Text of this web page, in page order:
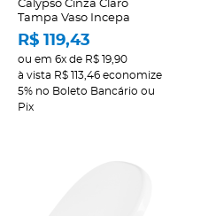
Calypso Cinza Claro
Tampa Vaso Incepa
R$ 119,43
ou em6x de R$ 19,90
à vista R$ 113,46 economize
5% no Boleto Bancário ou
Pix